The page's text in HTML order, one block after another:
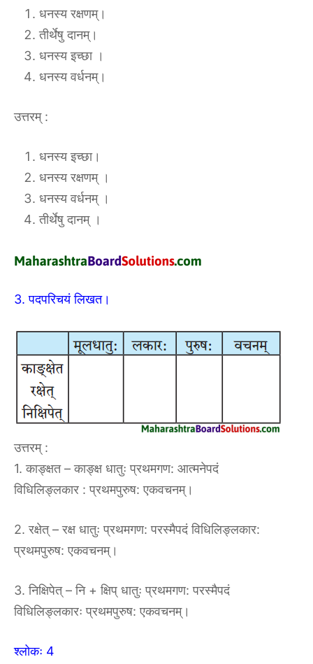
धनस्य रक्षणम्।
तीर्थेषु दानम्।
धनस्य इच्छा ।
धनस्य वर्धनम्।
उत्तरम् :
धनस्य इच्छा।
धनस्य रक्षणम् ।
धनस्य वर्धनम् ।
तीर्थेषु दानम् ।
3. पदपरिचयं लिखत।
उत्तरम् :
1. काङ्क्षत – काङ्क्ष धातुः प्रथमगण: आत्मनेपदं
विधिलिङ्लकार : प्रथमपुरुष: एकवचनम्।
2. रक्षेत् – रक्ष धातुः प्रथमगण: परस्मैपदं विधिलिङ्लकार:
प्रथमपुरुष: एकवचनम्।
3. निक्षिपेत् – नि + क्षिप् धातुः प्रथमगण: परस्मैपदं
विधिलिङ्लकारः प्रथमपुरुष: एकवचनम्।
श्लोकः 4